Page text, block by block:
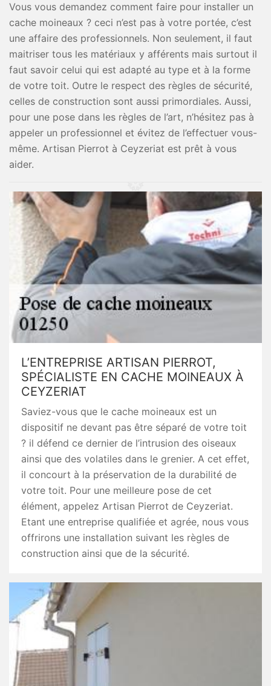
Vous vous demandez comment faire pour installer un
cache moineaux ? ceci n’est pas à votre portée, c’est
une affaire des professionnels. Non seulement, il faut
maitriser tous les matériaux y afférents mais surtout il
faut savoir celui qui est adapté au type et à la forme
de votre toit. Outre le respect des règles de sécurité,
celles de construction sont aussi primordiales. Aussi,
pour une pose dans les règles de l’art, n’hésitez pas à
appeler un professionnel et évitez de l’effectuer vous-
même. Artisan Pierrot à Ceyzeriat est prêt à vous
aider.
L’ENTREPRISE ARTISAN PIERROT,
SPÉCIALISTE EN CACHE MOINEAUX À
CEYZERIAT
Saviez-vous que le cache moineaux est un
dispositif ne devant pas être séparé de votre toit
? il défend ce dernier de l’intrusion des oiseaux
ainsi que des volatiles dans le grenier. A cet effet,
il concourt à la préservation de la durabilité de
votre toit. Pour une meilleure pose de cet
élément, appelez Artisan Pierrot de Ceyzeriat.
Etant une entreprise qualifiée et agrée, nous vous
offrirons une installation suivant les règles de
construction ainsi que de la sécurité.